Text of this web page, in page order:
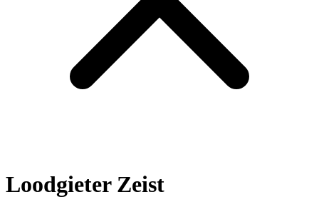
Loodgieter Zeist